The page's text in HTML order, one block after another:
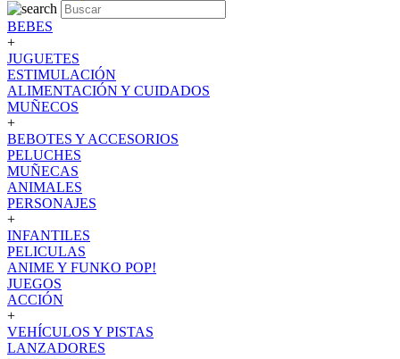
BEBES
+
JUGUETES
ESTIMULACIÓN
ALIMENTACIÓN Y CUIDADOS
MUÑECOS
+
BEBOTES Y ACCESORIOS
PELUCHES
MUÑECAS
ANIMALES
PERSONAJES
+
INFANTILES
PELICULAS
ANIME Y FUNKO POP!
JUEGOS
ACCIÓN
+
VEHÍCULOS Y PISTAS
LANZADORES